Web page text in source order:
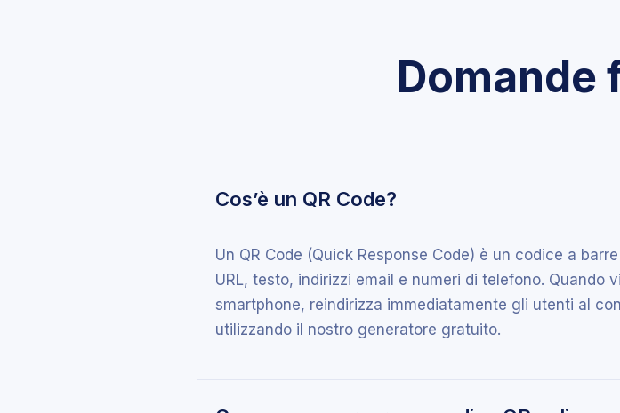
Domande
Cos’è un QR Code?
Un QR Code (Quick Response Code) è un codice a
URL, testo, indirizzi email e numeri di telefono.
smartphone, reindirizza immediatamente gli utenti al
utilizzando il nostro generatore gratuito.